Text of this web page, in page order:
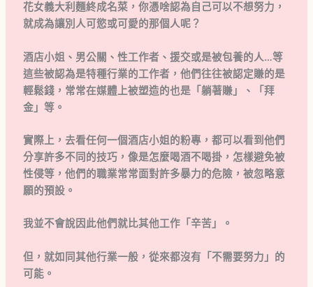
花女義大利麵終成名菜，你憑啥認為自己可以不想努力，
就成為讓別人可慾或可愛的那個人呢？
酒店小姐、男公關、性工作者、援交或是被包養的人…等
這些被認為是特種行業的工作者，他們往往被認定賺的是
輕鬆錢，常常在媒體上被塑造的也是「躺著賺」、「拜
金」等。
實際上，去看任何一個酒店小姐的粉專，都可以看到他們
分享許多不同的技巧，像是怎麼喝酒不喝掛，怎樣避免被
性侵等，他們的職業常常面對許多暴力的危險，被忽略意
願的預設。
我並不會說因此他們就比其他工作「辛苦」。
但，就如同其他行業一般，從來都沒有「不需要努力」的
可能。